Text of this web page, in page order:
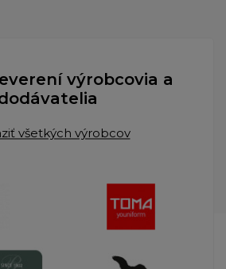
výrobcovia a
všetkých výrobcov